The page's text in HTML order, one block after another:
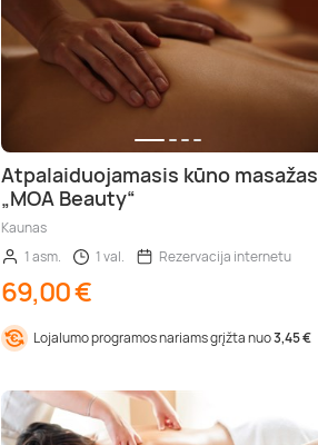
Atpalaiduojamasis kūno masažas
„MOA Beauty“
Kaunas
1 asm.
1 val. Rezervacija internetu
69,00 €
Lojalumo programos nariams grįžta nuo3,45 €